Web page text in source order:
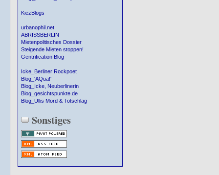
KiezBlogs
urbanophil.net
ABRISSBERLIN
Mietenpolitisches Dossier
Steigende Mieten stoppen!
Gentrification Blog
Icke_Berliner Rockpoet
Blog_'AQua!'
Blog_Icke, Neuberlinerin
Blog_gesichtspunkte.de
Blog_Ullis Mord & Totschlag
Sonstiges